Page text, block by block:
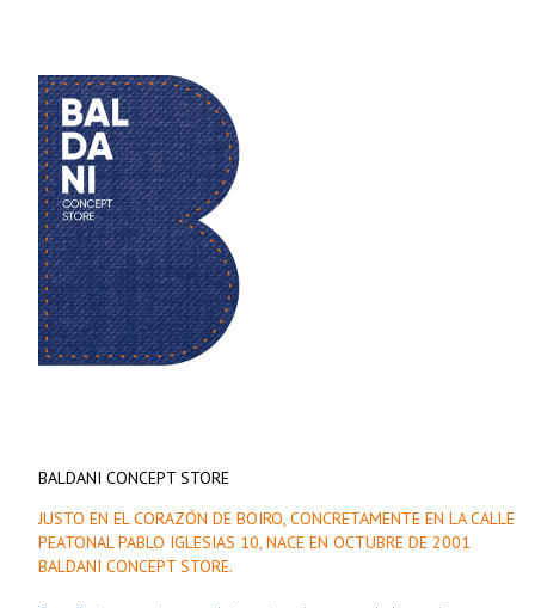
BALDANI CONCEPT STORE
JUSTO EN EL CORAZÓN DE BOIRO, CONCRETAMENTE EN LA CALLE
PEATONAL PABLO IGLESIAS 10, NACE EN OCTUBRE DE 2001
BALDANI CONCEPT STORE.